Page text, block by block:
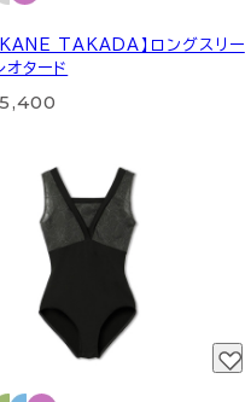
TAKADA】ロングスリー
オタード